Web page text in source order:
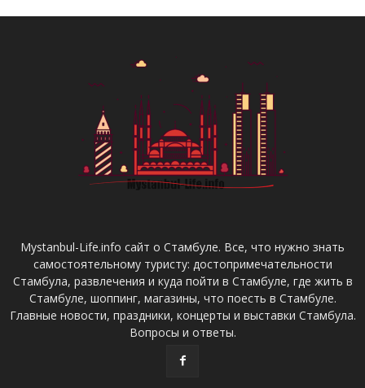
Mystanbul-Life.info сайт о Стамбуле. Все, что нужно знать
самостоятельному туристу: достопримечательности
Стамбула, развлечения и куда пойти в Стамбуле, где жить в
Стамбуле, шоппинг, магазины, что поесть в Стамбуле.
Главные новости, праздники, концерты и выставки Стамбула.
Вопросы и ответы.